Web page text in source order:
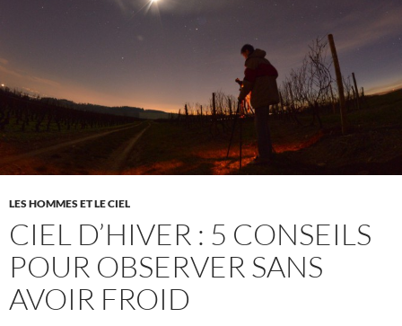
LES HOMMES ET LE CIEL
CIEL D’HIVER : 5 CONSEILS
POUR OBSERVER SANS
AVOIR FROID